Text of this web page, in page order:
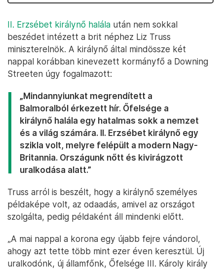
II. Erzsébet királynő halála után nem sokkal
beszédet intézett a brit néphez Liz Truss
miniszterelnök. A királynő által mindössze két
nappal korábban kinevezett kormányfő a Downing
Streeten úgy fogalmazott:
„Mindannyiunkat megrendített a
Balmoralból érkezett hír. Őfelsége a
királynő halála egy hatalmas sokk a nemzet
és a világ számára. II. Erzsébet királynő egy
szikla volt, melyre felépült a modern Nagy-
Britannia. Országunk nőtt és kivirágzott
uralkodása alatt.”
Truss arról is beszélt, hogy a királynő személyes
példaképe volt, az odaadás, amivel az országot
szolgálta, pedig példaként áll mindenki előtt.
„A mai nappal a korona egy újabb fejre vándorol,
ahogy azt tette több mint ezer éven keresztül. Új
uralkodónk, új államfőnk, Őfelsége III. Károly király